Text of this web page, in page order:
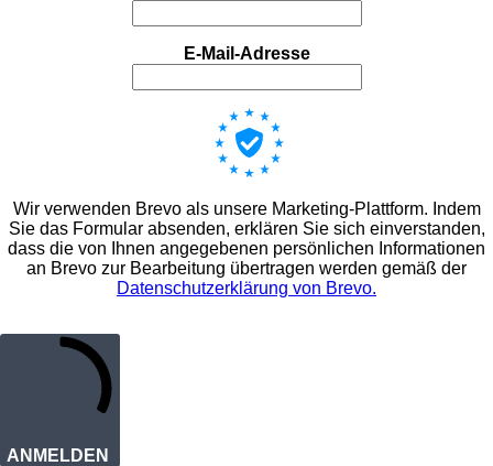
E-Mail-Adresse
Wir verwenden Brevo als unsere Marketing-Plattform. Indem
Sie das Formular absenden, erklären Sie sich einverstanden,
dass die von Ihnen angegebenen persönlichen Informationen
an Brevo zur Bearbeitung übertragen werden gemäß der
Datenschutzerklärung von Brevo.
ANMELDEN